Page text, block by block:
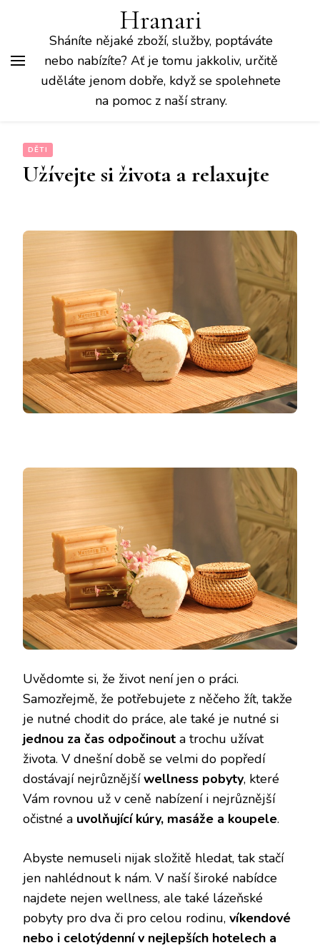
Hranari
Sháníte nějaké zboží, služby, poptáváte
nebo nabízíte? Ať je tomu jakkoliv, určitě
uděláte jenom dobře, když se spolehnete
na pomoc z naší strany.
DĚTI
Užívejte si života a relaxujte
Uvědomte si, že život není jen o práci.
Samozřejmě, že potřebujete z něčeho žít, takže
je nutné chodit do práce, ale také je nutné si
jednou za čas odpočinout a trochu užívat
života. V dnešní době se velmi do popředí
dostávají nejrůznějšíwellness pobyty, které
Vám rovnou už v ceně nabízení i nejrůznější
očistné a uvolňující kúry, masáže a koupele.
Abyste nemuseli nijak složitě hledat, tak stačí
jen nahlédnout k nám. V naší široké nabídce
najdete nejen wellness, ale také lázeňské
pobyty pro dva či pro celou rodinu, víkendové
nebo i celotýdenní v nejlepších hotelech a